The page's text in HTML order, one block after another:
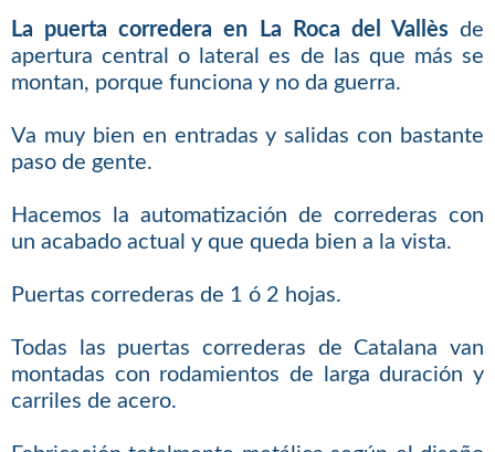
La puerta corredera en La Roca del Vallès de
apertura central o lateral es de las que más se
montan, porque funciona y no da guerra.
Va muy bien en entradas y salidas con bastante
paso de gente.
Hacemos la automatización de correderas con
un acabado actual y que queda bien a la vista.
Puertas correderas de 1 ó 2 hojas.
Todas las puertas correderas de Catalana van
montadas con rodamientos de larga duración y
carriles de acero.